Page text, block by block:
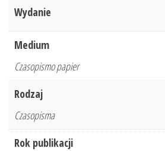
1/2022
Wydanie
Medium
Czasopismo papier
Rodzaj
Czasopisma
Rok publikacji